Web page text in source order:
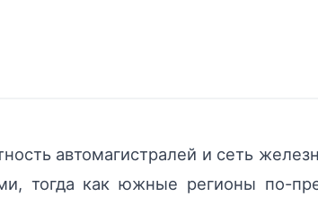
автомагистралей и сеть
тогда как южные регионы по-